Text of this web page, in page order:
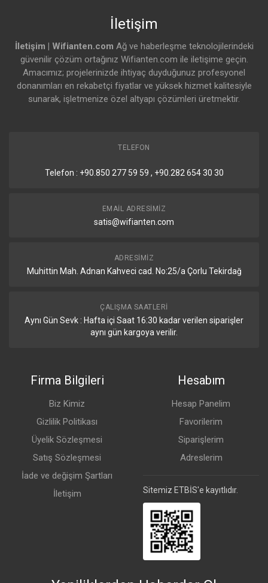
İletişim
İletişim | Wifianten.com Ağ ve haberleşme teknolojilerindeki
güvenilir çözüm ortağınız Wifianten.com ile iletişime geçin.
Amacımız; projelerinizde ihtiyaç duyduğunuz profesyonel
donanımları en rekabetçi fiyatlar ve yüksek hizmet kalitesiyle
sunarak, işletmenize özel altyapı çözümleri üretmektir.
TELEFON
Telefon : +90.850 277 59 59 , +90.282 654 30 30
EMAIL ADRESIMIZ
satis@wifianten.com
ADRESIMIZ
Muhittin Mah. Adnan Kahveci cad. No:25/a Çorlu Tekirdağ
ÇALIŞMA SAATLERI
Aynı Gün Sevk : Hafta içi Saat 16:30 kadar verilen siparişler
aynı gün kargoya verilir.
Firma Bilgileri
Biz Kimiz
Gizlilik Politikası
Üyelik Sözleşmesi
Satış Sözleşmesi
İade ve değişim Şartları
İletişim
Hesabım
Hesap Panelim
Favorilerim
Siparişlerim
Adreslerim
Sitemiz ETBİS'e kayıtlıdır.